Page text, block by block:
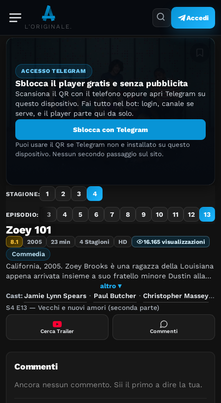
L'ORIGINALE.
Accedi
ACCESSO TELEGRAM
Sblocca il player gratis e senza pubblicita
Scansiona il QR con il telefono oppure apri Telegram su
questo dispositivo. Fai tutto nel bot: login, canale se
serve, e il player parte qui da solo.
Sblocca con Telegram
Puoi usare il QR se Telegram non e installato su questo
dispositivo. Nessun secondo passaggio sul sito.
STAGIONE: 1 2 3 4
EPISODIO:
1 2 3 4 5 6 7 8 9 10 11 12 13
Zoey 101
8.1 2005 23 min 4 Stagioni HD 16.165 visualizzazioni
Commedia
California, 2005. Zoey Brooks è una ragazza della Louisiana
appena arrivata insieme a suo fratello minore Dustin alla
Pacific Coast Academy, prestigioso istituto di Malibù che
fino ad allora era destinato esclusivamente ai ragazzi. Al
suo arrivo Zoey fa subito amicizia con un ragazzo
dell'Accademia, Chase Matthews, che diverrà da questo
momento il suo migliore amico per tutto il resto della
serie, e che in seguito scoprirà avere una cotta per lei.
Bristow, dolce e frivola. Chase le presenterà anche i suoi
Michael Barrett, ragazzo buffo e divertente, Logan Reese,
altro ▾
Cast:Jamie Lynn Spears · Paul Butcher · Christopher Massey—
S4 E13 — Vecchi e nuovi amori (seconda parte)
Cerca Trailer Commenti
Commenti
Ancora nessun commento. Sii il primo a dire la tua.